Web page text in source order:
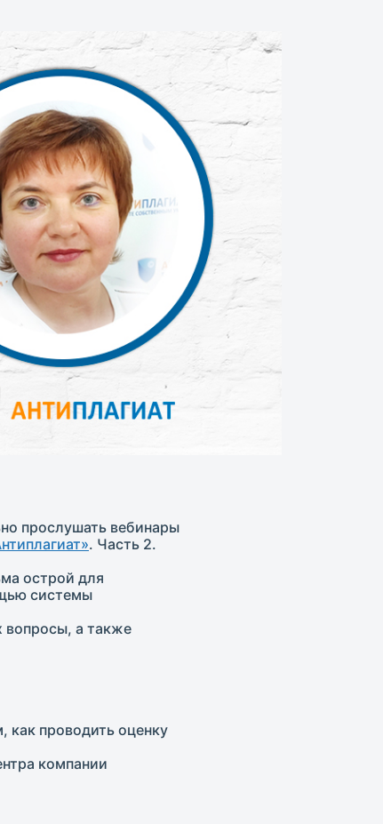
прослушать вебинары
. Часть 2.
острой для
системы
вопросы, а также
как проводить оценку
компании